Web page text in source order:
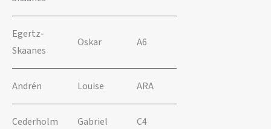
Egertz-
Skaanes
Oskar A6
Andrén Louise ARA
Cederholm Gabriel C4